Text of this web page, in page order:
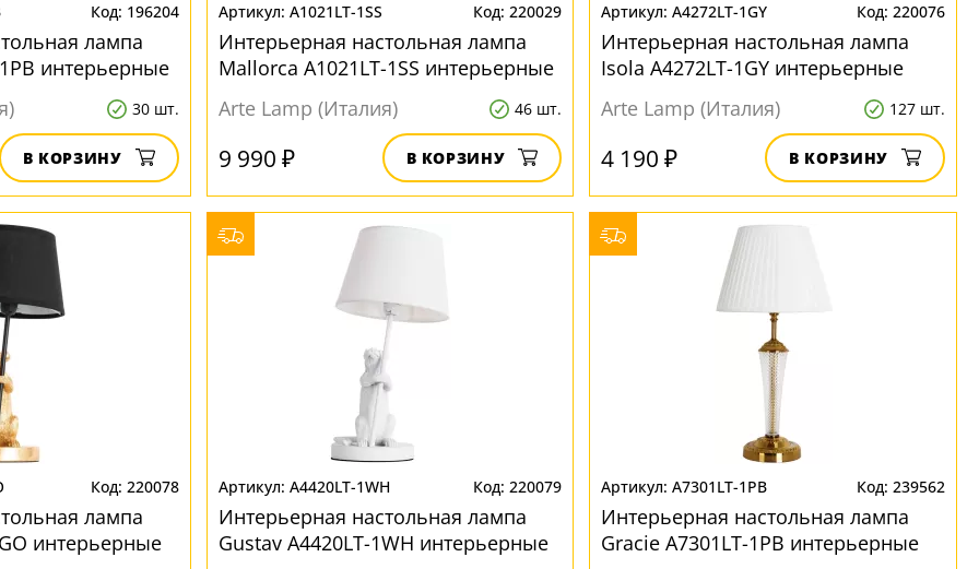
196204
лампа
интерьерные
30 шт.
В КОРЗИНУ
A1021LT-1SS 220029
Интерьерная настольная лампа
Mallorca A1021LT-1SS интерьерные
Arte Lamp (Италия)
46 шт.
9 990 ₽ В КОРЗИНУ
A4272LT-1GY 220076
Интерьерная настольная лампа
Isola A4272LT-1GY интерьерные
Arte Lamp (Италия)
127 шт.
4 190 ₽ В КОРЗИНУ
220078
лампа
интерьерные
A4420LT-1WH 220079
Интерьерная настольная лампа
Gustav A4420LT-1WH интерьерные
A7301LT-1PB 239562
Интерьерная настольная лампа
Gracie A7301LT-1PB интерьерные